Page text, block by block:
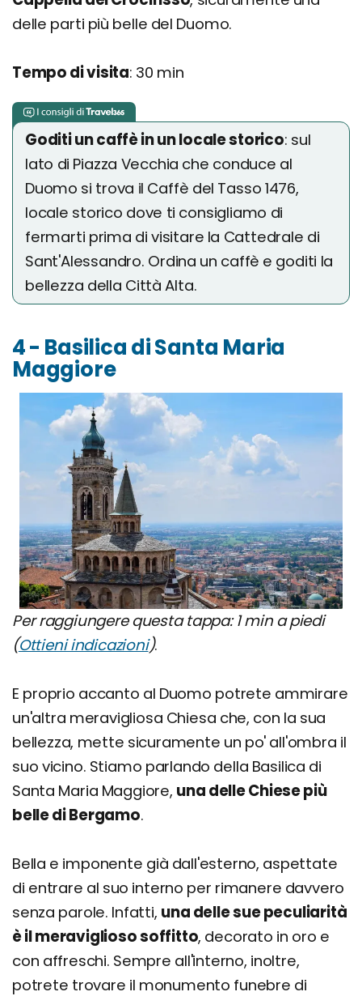
delle parti più belle del Duomo.
Tempo di visita: 30 min
Goditi un caffè in un locale storico: sul
lato di Piazza Vecchia che conduce al
Duomo si trova il Caffè del Tasso 1476,
locale storico dove ti consigliamo di
fermarti prima di visitare la Cattedrale di
Sant'Alessandro. Ordina un caffè e goditi la
bellezza della Città Alta.
4 - Basilica di Santa Maria
Maggiore
Per raggiungere questa tappa: 1 min a piedi
(Ottieni indicazioni).
E proprio accanto al Duomo potrete ammirare
un'altra meravigliosa Chiesa che, con la sua
bellezza, mette sicuramente un po' all'ombra il
suo vicino. Stiamo parlando della Basilica di
Santa Maria Maggiore, una delle Chiese più
belle di Bergamo.
Bella e imponente già dall'esterno, aspettate
di entrare al suo interno per rimanere davvero
senza parole. Infatti, una delle sue peculiarità
è il meraviglioso soffitto, decorato in oro e
con affreschi. Sempre all'interno, inoltre,
potrete trovare il monumento funebre di